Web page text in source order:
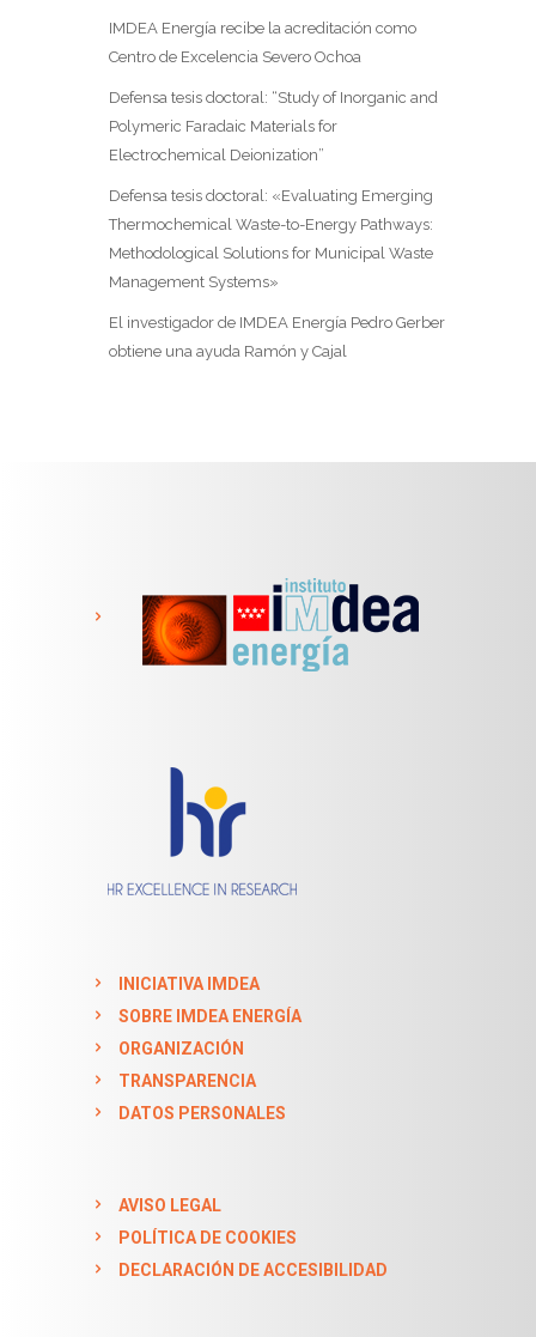
IMDEA Energía recibe la acreditación como
Centro de Excelencia Severo Ochoa
Defensa tesis doctoral: “Study of Inorganic and
Polymeric Faradaic Materials for
Electrochemical Deionization”
Defensa tesis doctoral: «Evaluating Emerging
Thermochemical Waste-to-Energy Pathways:
Methodological Solutions for Municipal Waste
Management Systems»
El investigador de IMDEA Energía Pedro Gerber
obtiene una ayuda Ramón y Cajal
INICIATIVA IMDEA
SOBRE IMDEA ENERGÍA
ORGANIZACIÓN
TRANSPARENCIA
DATOS PERSONALES
AVISO LEGAL
POLÍTICA DE COOKIES
DECLARACIÓN DE ACCESIBILIDAD